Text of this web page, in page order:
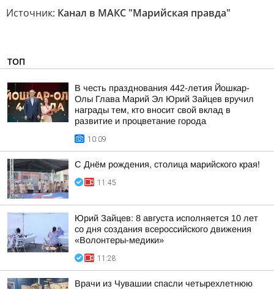
Источник: Канал в МАКС "Марийская правда"
ТОП
В честь празднования 442-летия Йошкар-
Олы Глава Марий Эл Юрий Зайцев вручил
награды тем, кто вносит свой вклад в
развитие и процветание города
10:09
С Днём рождения, столица марийского края!
11:45
Юрий Зайцев: 8 августа исполняется 10 лет
со дня создания всероссийского движения
«Волонтеры-медики»
11:28
Врачи из Чувашии спасли четырехлетнюю